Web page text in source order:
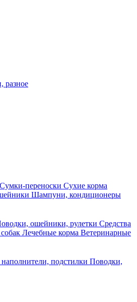
разное
Сумки-переноски Сухие корма
Шампуни, кондиционеры
ошейники, рулетки Средства
Лечебные корма Ветеринарные
подстилки Поводки,